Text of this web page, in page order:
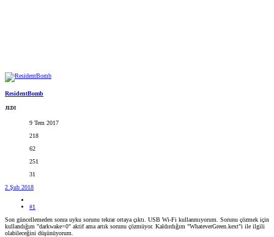
ResidentBomb
JEDI
9 Tem 2017
218
62
251
31
2 Şub 2018
#1
Son güncellemeden sonra uyku sorunu tekrar ortaya çıktı. USB Wi-Fi kullanmıyorum. Sorunu çözmek için
kullandığım "darkwake=0" aktif ama artık sorunu çözmüyor. Kaldırdığım "WhateverGreen.kext"i ile ilgili
olabileceğini düşünüyorum.